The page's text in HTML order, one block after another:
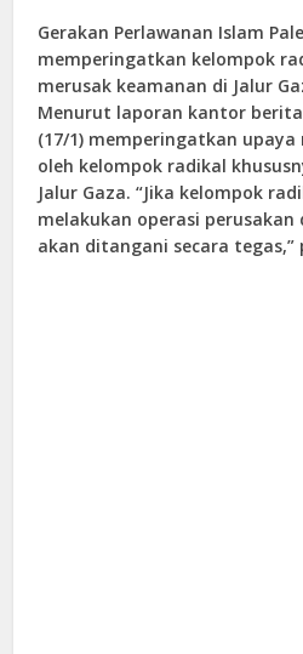
Gerakan Perlawanan Islam
memperingatkan kelompok
merusak keamanan di Jalur
Menurut laporan kantor berita
(17/1) memperingatkan upaya
oleh kelompok radikal
Jalur Gaza. “Jika kelompok
melakukan operasi perusakan
akan ditangani secara tegas,”